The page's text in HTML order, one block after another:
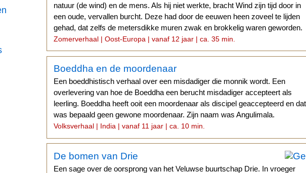
natuur (de wind) en de mens. Als hij niet werkte, bracht Wind zijn tijd door in
een oude, vervallen burcht. Deze had door de eeuwen heen zoveel te lijden
gehad, dat zelfs de metersdikke muren zwak en brokkelig waren geworden.
Zomerverhaal | Oost-Europa | vanaf 12 jaar | ca. 35 min.
Boeddha en de moordenaar
Een boeddhistisch verhaal over een misdadiger die monnik wordt. Een
overlevering van hoe de Boeddha een berucht misdadiger accepteert als
leerling. Boeddha heeft ooit een moordenaar als discipel geaccepteerd en dat
was bepaald geen gewone moordenaar. Zijn naam was Angulimala.
Volksverhaal | India | vanaf 11 jaar | ca. 10 min.
De bomen van Drie
Een sage over de oorsprong van het Veluwse buurtschap Drie. In vroeger